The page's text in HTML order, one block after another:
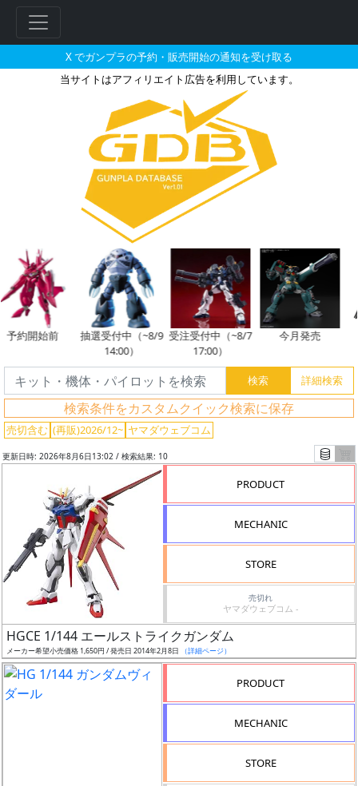
X でガンプラの予約・販売開始の通知を受け取る
当サイトはアフィリエイト広告を利用しています。
ヤマダウェブコムで2026年12月
約開始前
抽選受付中（~8/9
14:00）
受注受付中（~8/7
17:00）
今月発売
検索条件をカスタムクイック検索に保存
売切含む (再販)2026/12~ ヤマダウェブコム
フ
リ
索
グ
レ
ー
ド
更新日時: 2026年8月6日13:02 / 検索結果: 10
PRODUCT
MECHANIC
STORE
売切れ
ヤマダウェブコム -
HGCE 1/144 エールストライクガンダム
メーカー希望小売価格 1,650円 / 発売日 2014年2月8日 （詳細ページ）
PRODUCT
MECHANIC
STORE